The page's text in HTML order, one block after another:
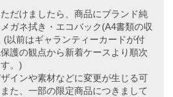
だけましたら、商品にブランド純
ガネ拭き・エコバック(A4書類の収
以前はギャランティーカードが付
護の観点から新着ケースより順次
。)
インや素材などに変更が生じる可
た、一部の限定商品につきまして